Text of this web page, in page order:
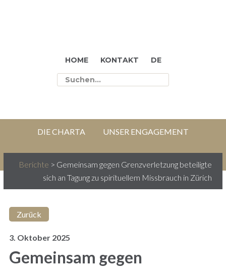
HOME KONTAKT DE
DIE CHARTA UNSER ENGAGEMENT
Berichte > Gemeinsam gegen Grenzverletzung beteiligte
sich an Tagung zu spirituellem Missbrauch in Zürich
Zurück
3. Oktober 2025
Gemeinsam gegen